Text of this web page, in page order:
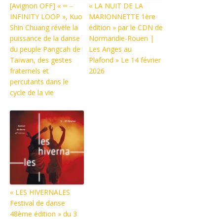
[Avignon OFF] « ∞ ‒
INFINITY LOOP », Kuo
Shin Chuang révèle la
puissance de la danse
du peuple Pangcah de
Taïwan, des gestes
fraternels et
percutants dans le
cycle de la vie
« LA NUIT DE LA
MARIONNETTE 1ère
édition » par le CDN de
Normandie-Rouen |
Les Anges au
Plafond » Le 14 février
2026
« LES HIVERNALES
Festival de danse
48ème édition » du 3